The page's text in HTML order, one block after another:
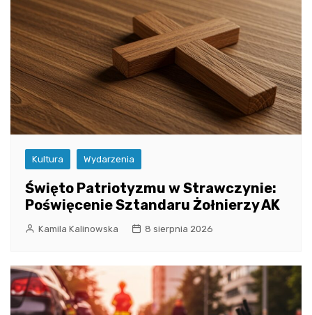
Kultura Wydarzenia
Święto Patriotyzmu w Strawczynie:
Poświęcenie Sztandaru Żołnierzy AK
Kamila Kalinowska 8 sierpnia 2026